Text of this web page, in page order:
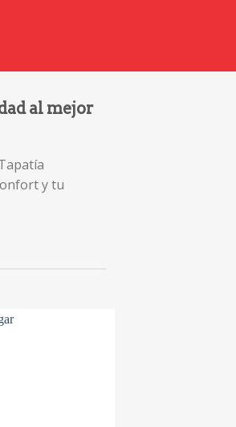
al mejor
y tu